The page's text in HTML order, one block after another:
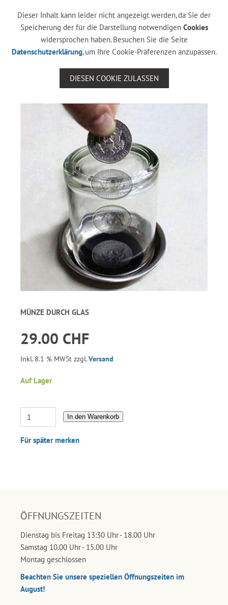
Dieser Inhalt kann leider nicht angezeigt werden, da Sie der
Speicherung der für die Darstellung notwendigen Cookies
widersprochen haben. Besuchen Sie die Seite
Datenschutzerklärung, um Ihre Cookie-Präferenzen anzupassen.
DIESEN COOKIE ZULASSEN
MÜNZE DURCH GLAS
29.00 CHF
Inkl. 8.1 % MWSt zzgl.Versand
Auf Lager
In den Warenkorb
Für später merken
ÖFFNUNGSZEITEN
Dienstag bis Freitag 13:30 Uhr - 18.00 Uhr
Samstag 10.00 Uhr - 15.00 Uhr
Montag geschlossen
Beachten Sie unsere speziellen Öffnungszeiten im
August!